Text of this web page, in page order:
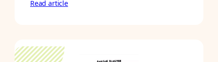
Read article